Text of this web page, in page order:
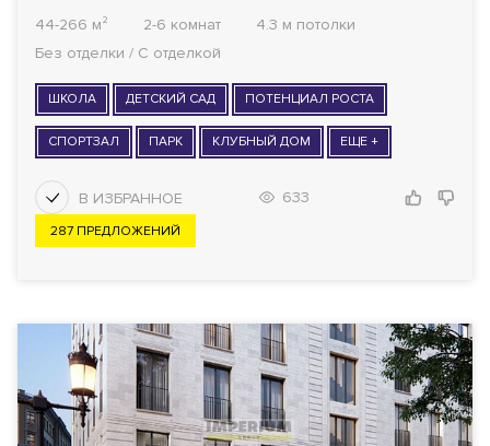
44-266 м² 2-6 комнат
4.3 м потолки
Без отделки / С отделкой
ШКОЛА ДЕТСКИЙ САД ПОТЕНЦИАЛ РОСТА
СПОРТЗАЛ ПАРК КЛУБНЫЙ ДОМ ЕЩЕ +
633
287 ПРЕДЛОЖЕНИЙ